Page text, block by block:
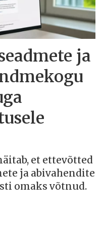
ja
et ettevõtted
ja abivahendite
omaks võtnud.